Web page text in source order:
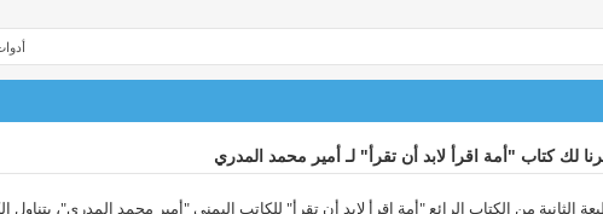
لك كتاب "أمة اقرأ لابد أن تقرأ" لـ أمير محمد المدري
الثانية من الكتاب الرائع "أمة اقرأ لابد أن تقرأ" للكاتب اليمني "أمير محمد المدري"، يتناول